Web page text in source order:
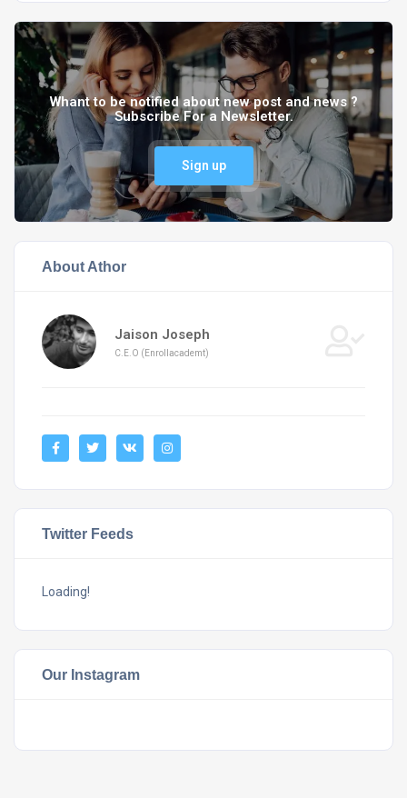
Whant to be notified about new post and news ?
Subscribe For a Newsletter.
Sign up
About Athor
Jaison Joseph
C.E.O (Enrollacademt)
Twitter Feeds
Loading!
Our Instagram